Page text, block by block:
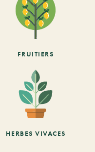
FRUITIERS
HERBES VIVACES